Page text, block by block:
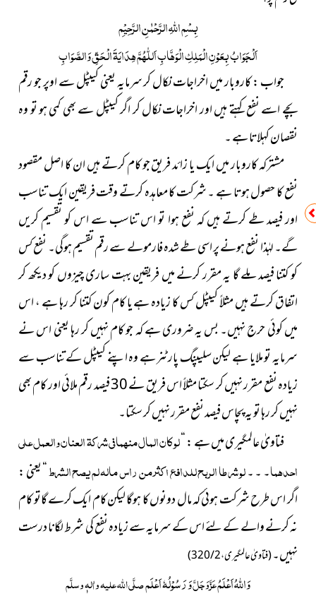
بِسْمِاللّٰہِالرَّحْمٰنِ الرَّحِیْمِ
اَلْجَوَابُ بِعَوْنِ الْمَلِکِ الْوَھَّابِ اَللّٰھُمَّ ھِدَایَۃَ الْحَقِّ وَالصَّوَابِ
جواب : کاروبار میں اخراجات نکال کر سرمایہ یعنی کیپٹل سے اوپر جو رقم
بچے اسے نفع کہتے ہیں اور اخراجات نکال کر اگر کیپٹل سے بھی کمی ہو تو وہ
نقصان کہلاتا ہے ۔
مشترکہ کاروبار میں ایک یا زائد فریق جو کام کرتے ہیں ان کا اصل مقصود
نفع کا حصول ہوتا ہے ۔ شرکت کا معاہدہ کرتے وقت فریقین ایک تناسب
اور فیصد طے کرتے ہیں کہ نفع ہوا تو اس تناسب سے اس کو تقسیم کریں
گے۔ لہٰذا نفع ہونے پر اسی طے شدہ فارمولے سے رقم تقسیم ہوگی۔ نفع کس
کو کتنا فیصد ملے گا یہ مقرر کرنے میں فریقین بہت ساری چیزوں کو دیکھ کر
اتفاق کرتے ہیں مثلاً کیپٹل کس کا زیادہ ہے یا کام کون کتنا کر رہا ہے ، اس
میں کوئی حرج نہیں۔ بس یہ ضروری ہے کہ جو کام نہیں کر رہا یعنی اس نے
سرمایہ تو ملایا ہے لیکن سلیپنگ پارٹنر ہے وہ اپنے کیپٹل کے تناسب سے
زیادہ نفع مقرر نہیں کر سکتا مثلاً اس فریق نے 30 فیصد رقم ملائی اور کام بھی
نہیں کر رہا تو یہ پچاس فیصد نفع مقرر نہیں کر سکتا۔
فتاویٰ عالمگیری میں ہے : “لو کان المال منھما فی شرکۃ العنان والعمل علی
احدھما۔ ۔ ۔لو شرطا الربح للدافع اکثر من راس مالہ لم یصح الشرط“ یعنی :
اگر اس طرح شرکت ہوئی کہ مال دونوں کا ہوگا لیکن کام ایک کرے گاتو کام
نہ کرنے والے کے لئے اس کے سرمایہ سے زیادہ نفع کی شرط لگانا درست
نہیں۔(فتاویٰ عالمگیری ، 2 / 320)
وَاللہُاَعْلَمُعَزَّوَجَلَّوَ رَسُوْلُہٗ اَعْلَمصلَّی اللہ علیہ واٰلہٖ وسلَّم